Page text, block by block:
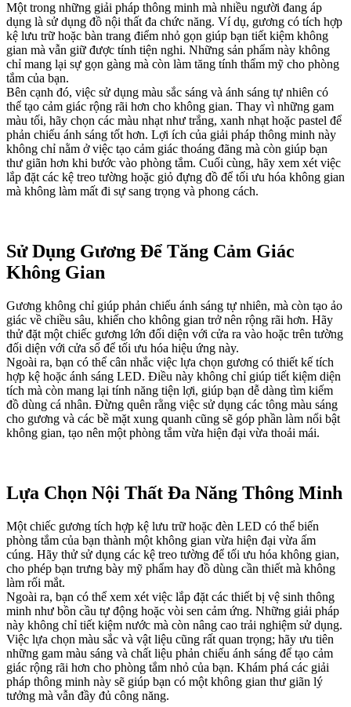
Một trong những giải pháp thông minh mà nhiều người đang áp
dụng là sử dụng đồ nội thất đa chức năng. Ví dụ, gương có tích hợp
kệ lưu trữ hoặc bàn trang điểm nhỏ gọn giúp bạn tiết kiệm không
gian mà vẫn giữ được tính tiện nghi. Những sản phẩm này không
chỉ mang lại sự gọn gàng mà còn làm tăng tính thẩm mỹ cho phòng
tắm của bạn.
Bên cạnh đó, việc sử dụng màu sắc sáng và ánh sáng tự nhiên có
thể tạo cảm giác rộng rãi hơn cho không gian. Thay vì những gam
màu tối, hãy chọn các màu nhạt như trắng, xanh nhạt hoặc pastel để
phản chiếu ánh sáng tốt hơn. Lợi ích của giải pháp thông minh này
không chỉ nằm ở việc tạo cảm giác thoáng đãng mà còn giúp bạn
thư giãn hơn khi bước vào phòng tắm. Cuối cùng, hãy xem xét việc
lắp đặt các kệ treo tường hoặc giỏ đựng đồ để tối ưu hóa không gian
mà không làm mất đi sự sang trọng và phong cách.
Sử Dụng Gương Để Tăng Cảm Giác
Không Gian
Gương không chỉ giúp phản chiếu ánh sáng tự nhiên, mà còn tạo ảo
giác về chiều sâu, khiến cho không gian trở nên rộng rãi hơn. Hãy
thử đặt một chiếc gương lớn đối diện với cửa ra vào hoặc trên tường
đối diện với cửa sổ để tối ưu hóa hiệu ứng này.
Ngoài ra, bạn có thể cân nhắc việc lựa chọn gương có thiết kế tích
hợp kệ hoặc ánh sáng LED. Điều này không chỉ giúp tiết kiệm diện
tích mà còn mang lại tính năng tiện lợi, giúp bạn dễ dàng tìm kiếm
đồ dùng cá nhân. Đừng quên rằng việc sử dụng các tông màu sáng
cho gương và các bề mặt xung quanh cũng sẽ góp phần làm nổi bật
không gian, tạo nên một phòng tắm vừa hiện đại vừa thoải mái.
Lựa Chọn Nội Thất Đa Năng Thông Minh
Một chiếc gương tích hợp kệ lưu trữ hoặc đèn LED có thể biến
phòng tắm của bạn thành một không gian vừa hiện đại vừa ấm
cúng. Hãy thử sử dụng các kệ treo tường để tối ưu hóa không gian,
cho phép bạn trưng bày mỹ phẩm hay đồ dùng cần thiết mà không
làm rối mắt.
Ngoài ra, bạn có thể xem xét việc lắp đặt các thiết bị vệ sinh thông
minh như bồn cầu tự động hoặc vòi sen cảm ứng. Những giải pháp
này không chỉ tiết kiệm nước mà còn nâng cao trải nghiệm sử dụng.
Việc lựa chọn màu sắc và vật liệu cũng rất quan trọng; hãy ưu tiên
những gam màu sáng và chất liệu phản chiếu ánh sáng để tạo cảm
giác rộng rãi hơn cho phòng tắm nhỏ của bạn. Khám phá các giải
pháp thông minh này sẽ giúp bạn có một không gian thư giãn lý
tưởng mà vẫn đầy đủ công năng.